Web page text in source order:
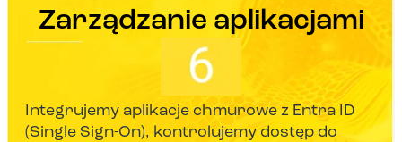
Zarządzanie aplikacjami
Integrujemy aplikacje chmurowe z Entra ID
(Single Sign-On), kontrolujemy dostęp do